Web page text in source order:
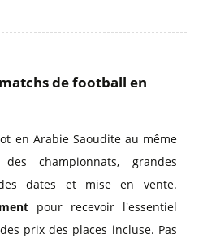
de football en
en Arabie Saoudite au même
championnats, grandes
dates et mise en vente.
pour recevoir l'essentiel
prix des places incluse. Pas